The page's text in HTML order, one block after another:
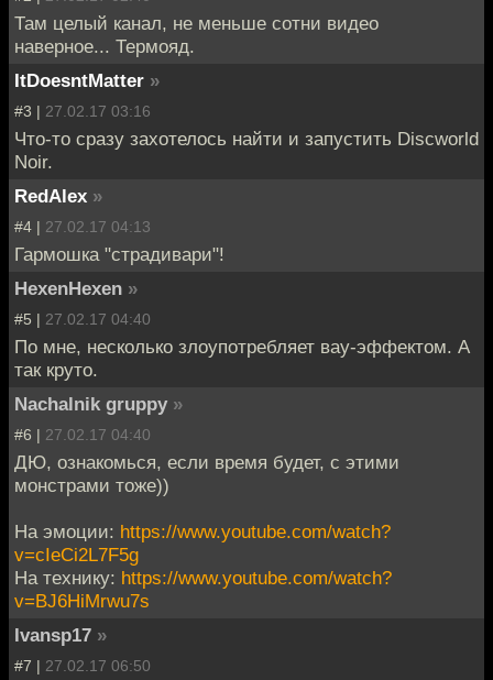
Там целый канал, не меньше сотни видео
наверное... Термояд.
ItDoesntMatter »
#3 | 27.02.17 03:16
Что-то сразу захотелось найти и запустить Discworld
Noir.
RedAlex »
#4 | 27.02.17 04:13
Гармошка "страдивари"!
HexenHexen »
#5 | 27.02.17 04:40
По мне, несколько злоупотребляет вау-эффектом. А
так круто.
Nachalnik gruppy »
#6 | 27.02.17 04:40
ДЮ, ознакомься, если время будет, с этими
монстрами тоже))
На эмоции: https://www.youtube.com/watch?
v=cIeCi2L7F5g
На технику: https://www.youtube.com/watch?
v=BJ6HiMrwu7s
Ivansp17 »
#7 | 27.02.17 06:50